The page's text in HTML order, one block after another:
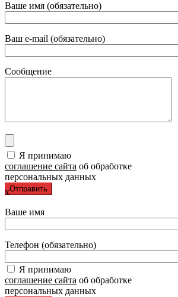
Ваше имя (обязательно)
Ваш e-mail (обязательно)
Сообщение
Я принимаю
соглашение сайта об обработке
персональных данных
x
Ваше имя
Телефон (обязательно)
Я принимаю
соглашение сайта об обработке
персональных данных